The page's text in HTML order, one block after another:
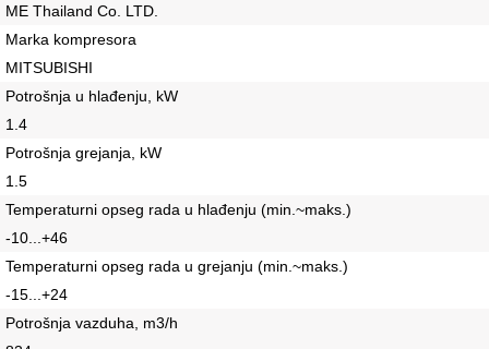
ME Thailand Co. LTD.
Marka kompresora
MITSUBISHI
Potrošnja u hlađenju, kW
1.4
Potrošnja grejanja, kW
1.5
Temperaturni opseg rada u hlađenju (min.~maks.)
-10...+46
Temperaturni opseg rada u grejanju (min.~maks.)
-15...+24
Potrošnja vazduha, m3/h